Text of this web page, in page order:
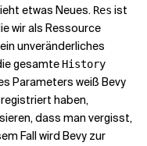
etwas Neues. Res ist
wir als Ressource
unveränderliches
gesamte History
Parameters weiß Bevy
registriert haben,
dass man vergisst,
Fall wird Bevy zur